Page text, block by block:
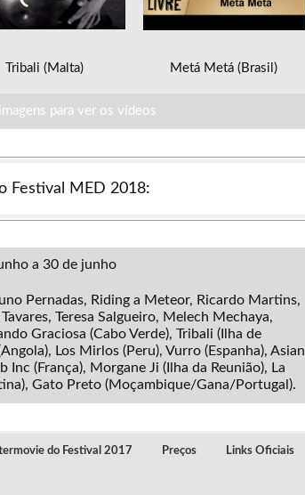
Tribali (Malta) Metá Metá (Brasil)
para ver os vídeos
Festival MED 2018:
a 30 de junho
Pernadas, Riding a Meteor, Ricardo Martins,
Teresa Salgueiro, Melech Mechaya,
Graciosa (Cabo Verde), Tribali (Ilha de
Los Mirlos (Peru), Vurro (Espanha), Asian
Inc (França), Morgane Ji (Ilha da Reunião), La
Gato Preto (Moçambique/Gana/Portugal).
do Festival 2017 Preços Links Oficiais